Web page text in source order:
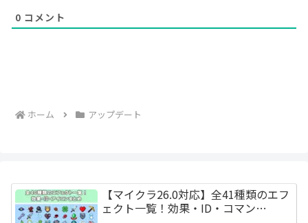
0 コメント
ホーム アップデート
【マイクラ26.0対応】全41種類のエフ
ェクト一覧！効果・ID・コマン…